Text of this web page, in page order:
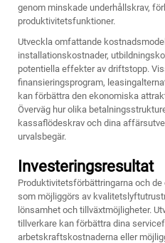
genom minskade underhållskrav,
produktivitetsfunktioner.
Utveckla omfattande
installationskostnader,
potentiella effekter av driftstopp.
finansieringsprogram,
kan förbättra den ekonomiska
Överväg hur olika
kassaflödeskrav och dina
urvalsbegär.
Investeringsresultat
Produktivitetsförbättringarna och
som möjliggörs av
lönsamhet och tillväxtmöjligheter.
tillverkare kan förbättra dina
arbetskraftskostnaderna eller